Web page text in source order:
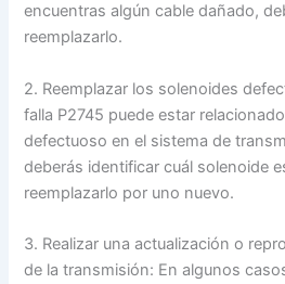
encuentras algún cable dañado,
reemplazarlo.
2. Reemplazar los solenoides
falla P2745 puede estar
defectuoso en el sistema de
deberás identificar cuál solenoide
reemplazarlo por uno nuevo.
3. Realizar una actualización o
de la transmisión: En algunos